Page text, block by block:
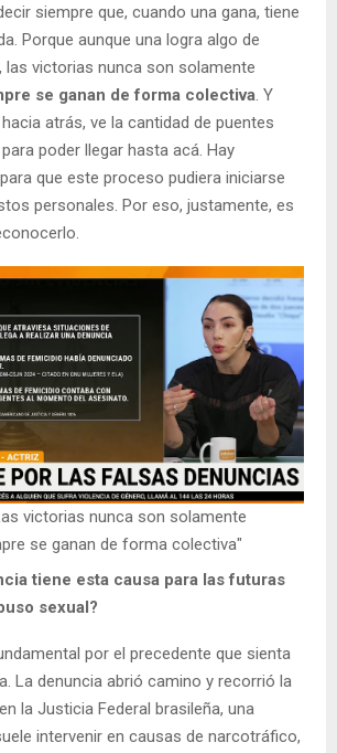
siempre que, cuando una gana, tiene
Porque aunque una logra algo de
las victorias nunca son solamente
se ganan de forma colectiva. Y
atrás, ve la cantidad de puentes
poder llegar hasta acá. Hay
que este proceso pudiera iniciarse
personales. Por eso, justamente, es
victorias nunca son solamente
se ganan de forma colectiva"
tiene esta causa para las futuras
sexual?
por el precedente que sienta
La denuncia abrió camino y recorrió la
la Justicia Federal brasileña, una
intervenir en causas de narcotráfico,